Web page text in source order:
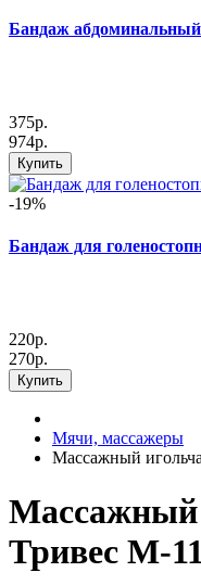
Бандаж
375р.
974р.
Купить
-19%
Бандаж для
220р.
270р.
Купить
Мячи, массажеры
Массажный
Массажный
Тривес М-